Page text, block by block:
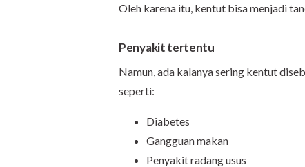
Oleh karena itu, kentut bisa menjadi
Penyakit tertentu
Namun, ada kalanya sering kentut
seperti:
Diabetes
Gangguan makan
Penyakit radang usus